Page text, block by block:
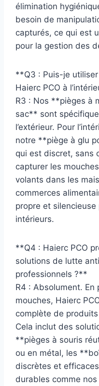
élimination
besoin de
capturés, ce qui est
pour la gestion des
**Q3 : Puis-je
Haierc PCO à
R3 : Nos **pièges à
sac** sont
l’extérieur. Pour
notre **piège à glu
qui est discret, sans
capturer les
volants dans les
commerces
propre et silencieuse
intérieurs.
**Q4 : Haierc PCO
solutions de lutte
professionnels ?**
R4 : Absolument. En
mouches, Haierc
complète de
Cela inclut des
**pièges à souris
ou en métal, les
discrètes et
durables comme